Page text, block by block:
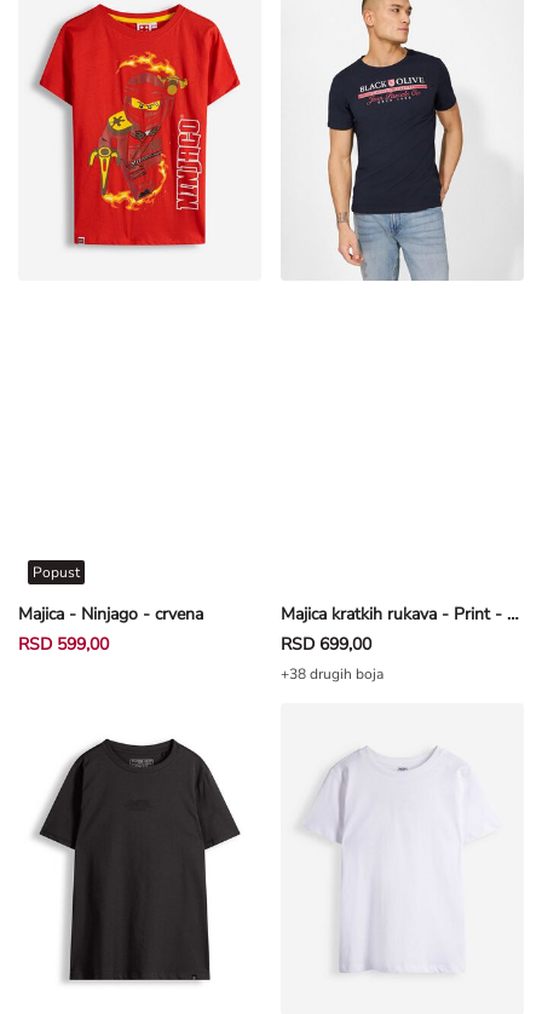
Majica - Ninjago - crvena
Popust
RSD 599,00
Majica kratkih rukava - Print - plava
RSD 699,00
+38 drugih boja